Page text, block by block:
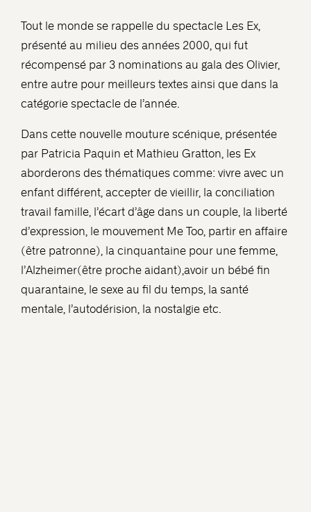
Tout le monde se rappelle du spectacle Les Ex,
présenté au milieu des années 2000, qui fut
récompensé par 3 nominations au gala des Olivier,
entre autre pour meilleurs textes ainsi que dans la
catégorie spectacle de l’année.
Dans cette nouvelle mouture scénique, présentée
par Patricia Paquin et Mathieu Gratton, les Ex
aborderons des thématiques comme: vivre avec un
enfant différent, accepter de vieillir, la conciliation
travail famille, l’écart d’âge dans un couple, la liberté
d’expression, le mouvement Me Too, partir en affaire
(être patronne), la cinquantaine pour une femme,
l’Alzheimer(être proche aidant),avoir un bébé fin
quarantaine, le sexe au fil du temps, la santé
mentale, l’autodérision, la nostalgie etc.